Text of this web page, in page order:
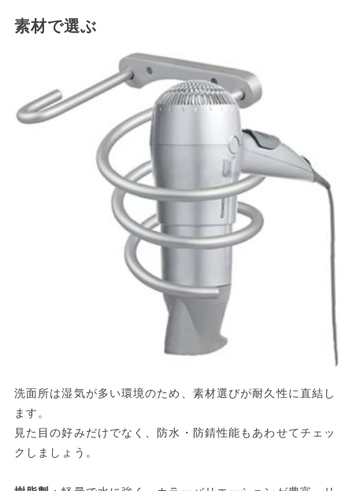
素材で選ぶ
洗面所は湿気が多い環境のため、素材選びが耐久性に直結し
ます。
見た目の好みだけでなく、防水・防錆性能もあわせてチェッ
クしましょう。